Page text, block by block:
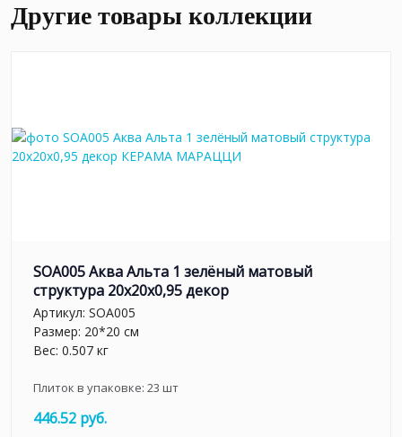
Другие товары коллекции
SOA005 Аква Альта 1 зелёный матовый
структура 20x20x0,95 декор
Артикул: SOA005
Размер: 20*20 см
Вес: 0.507 кг
Плиток в упаковке: 23 шт
446.52 руб.